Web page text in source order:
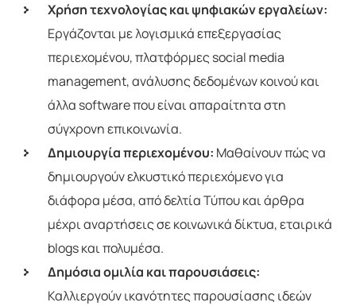
Χρήση τεχνολογίας και ψηφιακών εργαλείων:
Εργάζονται με λογισμικά επεξεργασίας
περιεχομένου, πλατφόρμες social media
management, ανάλυσης δεδομένων κοινού και
άλλα software που είναι απαραίτητα στη
σύγχρονη επικοινωνία.
Δημιουργία περιεχομένου: Μαθαίνουν πώς να
δημιουργούν ελκυστικό περιεχόμενο για
διάφορα μέσα, από δελτία Τύπου και άρθρα
μέχρι αναρτήσεις σε κοινωνικά δίκτυα, εταιρικά
blogs και πολυμέσα.
Δημόσια ομιλία και παρουσιάσεις:
Καλλιεργούν ικανότητες παρουσίασης ιδεών